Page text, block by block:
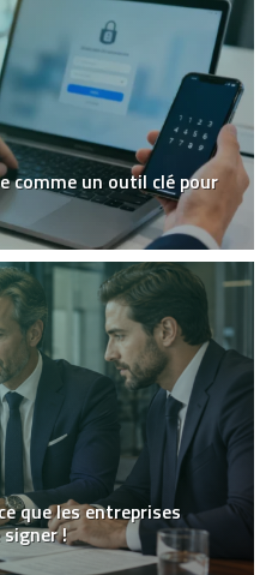
comme un outil clé pour
que les entreprises
!